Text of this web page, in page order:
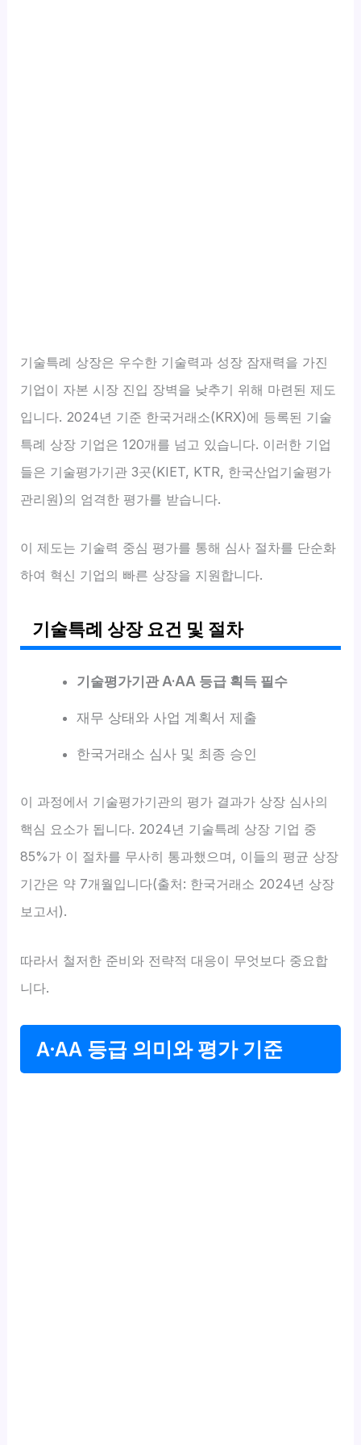
기술특례 상장은 우수한 기술력과 성장 잠재력을 가진
기업이 자본 시장 진입 장벽을 낮추기 위해 마련된 제도
입니다. 2024년 기준 한국거래소(KRX)에 등록된 기술
특례 상장 기업은 120개를 넘고 있습니다. 이러한 기업
들은 기술평가기관 3곳(KIET, KTR, 한국산업기술평가
관리원)의 엄격한 평가를 받습니다.
이 제도는 기술력 중심 평가를 통해 심사 절차를 단순화
하여 혁신 기업의 빠른 상장을 지원합니다.
기술특례 상장 요건 및 절차
기술평가기관 A·AA 등급 획득 필수
재무 상태와 사업 계획서 제출
한국거래소 심사 및 최종 승인
이 과정에서 기술평가기관의 평가 결과가 상장 심사의
핵심 요소가 됩니다. 2024년 기술특례 상장 기업 중
85%가 이 절차를 무사히 통과했으며, 이들의 평균 상장
기간은 약 7개월입니다(출처: 한국거래소 2024년 상장
보고서).
따라서 철저한 준비와 전략적 대응이 무엇보다 중요합
니다.
A·AA 등급 의미와 평가 기준